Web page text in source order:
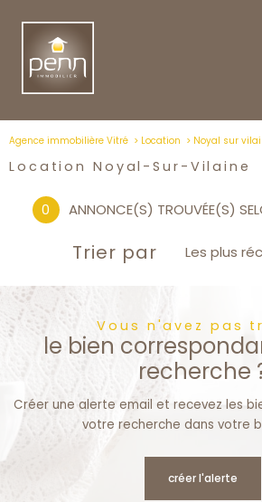
Agence immobilière Vitré Location Noyal sur
Location Noyal-Sur-Vilaine
0 ANNONCE(S) TROUVÉE(S)
Trier par Les plus
Vous n'avez pas
le bien
recherche
Créer une alerte email et recevez les
votre recherche dans votre
créer l'alerte